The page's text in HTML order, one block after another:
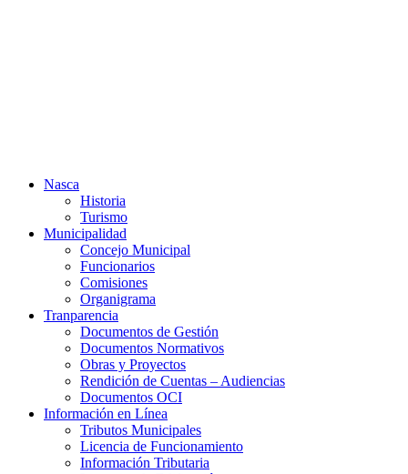
Nasca
Historia
Turismo
Municipalidad
Concejo Municipal
Funcionarios
Comisiones
Organigrama
Tranparencia
Documentos de Gestión
Documentos Normativos
Obras y Proyectos
Rendición de Cuentas – Audiencias
Documentos OCI
Información en Línea
Tributos Municipales
Licencia de Funcionamiento
Información Tributaria